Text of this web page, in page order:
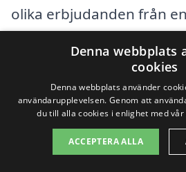
olika erbjudanden från
totalentreprenad i
använda en plattform
totalentreprenad-pris.se
samla in och jämföra
Denna webbplats
cookies
Denna webbplats använder
användarupplevelsen. Genom att
du till alla cookies i enlighet med
ACCEPTERA ALLA